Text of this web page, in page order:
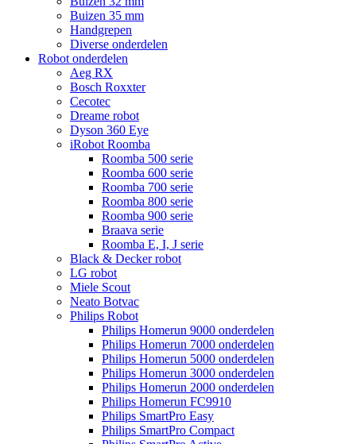
Buizen 35 mm
Handgrepen
Diverse onderdelen
Robot onderdelen
Aeg RX
Bosch Roxxter
Cecotec
Dreame robot
Dyson 360 Eye
iRobot Roomba
Roomba 500 serie
Roomba 600 serie
Roomba 700 serie
Roomba 800 serie
Roomba 900 serie
Braava serie
Roomba E, I, J serie
Black & Decker robot
LG robot
Miele Scout
Neato Botvac
Philips Robot
Philips Homerun 9000 onderdelen
Philips Homerun 7000 onderdelen
Philips Homerun 5000 onderdelen
Philips Homerun 3000 onderdelen
Philips Homerun 2000 onderdelen
Philips Homerun FC9910
Philips SmartPro Easy
Philips SmartPro Compact